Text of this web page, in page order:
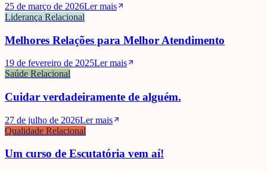
25 de março de 2026Ler mais
Liderança Relacional
Melhores Relações para Melhor Atendimento
19 de fevereiro de 2025Ler mais
Saúde Relacional
Cuidar verdadeiramente de alguém.
27 de julho de 2026Ler mais
Qualidade Relacional
Um curso de Escutatória vem aí!